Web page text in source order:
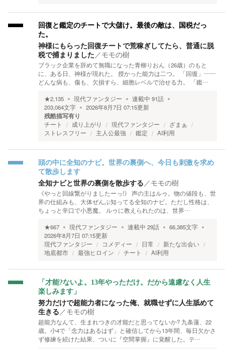
回復と鑑定のチートで大儲け。最後の敵は、国税だっ
た。
神様にもらった回復チートで荒稼ぎしてたら、普通に脱
税で捕まりました／モモの樹
ブラック企業を辞めて無職になった青柳りおん（26歳）のもと
に、ある日、神様が現れた。 授かった能力は二つ。 「回復」——
どんな病も、傷も、欠損すら、細胞レベルで治せる力。 「鑑…
★2,135 現代ファンタジー 連載中 91話
203,064文字 2026年8月7日 07:15更新
残酷描写有り
チート 成り上がり 現代ファンタジー
ざまぁ
ストレスフリー
主人公最強 鑑定 AI利用
頭の中に全知のナビ。世界の裏側へ、今日も刺激を求め
て散歩します
全知ナビと世界の裏側を散歩する／モモの樹
《やっと回線繋がりましたーっ!》 声の主はルゥ。物の値段も、世
界の仕組みも、大体ぜんぶ知ってる全知のナビ。ただし性格は、
ちょっと辛口で小悪魔。 ルゥに教えられたのは、世界…
★667 現代ファンタジー 連載中 29話 66,385文字
2026年8月7日 07:15更新
現代ファンタジー
コメディー 日常
新たな出会い
地底都市
最強ヒロイン チート AI利用
「才能?ないよ。13年やっただけ。だから遠慮なく人生
楽しみます」
努力だけで超能力者になった俺、就職せずに人生舐めて
生きる／モモの樹
超能力なんて、生まれつきの才能だと思ってないか? 九条蓮、22
歳。小4で「念力はあるはず」と確信してから13年間、毎日欠かさ
ず修練を続けた結果、ついに『空間掌握』に覚醒した。テ…